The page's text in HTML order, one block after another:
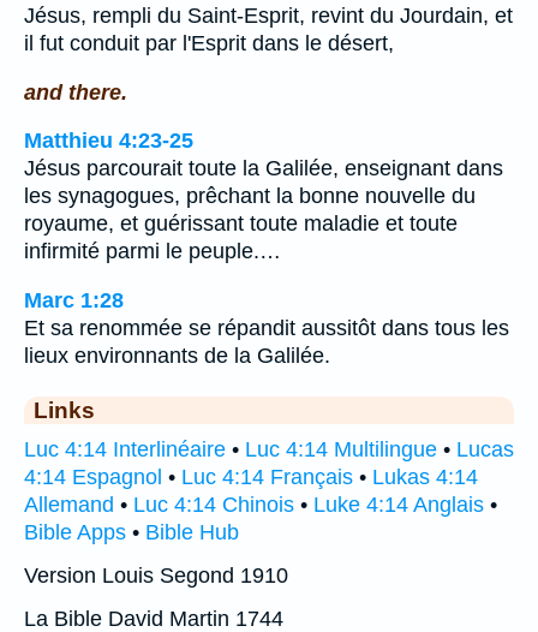
Jésus, rempli du Saint-Esprit, revint du Jourdain, et
il fut conduit par l'Esprit dans le désert,
and there.
Matthieu 4:23-25
Jésus parcourait toute la Galilée, enseignant dans
les synagogues, prêchant la bonne nouvelle du
royaume, et guérissant toute maladie et toute
infirmité parmi le peuple.…
Marc 1:28
Et sa renommée se répandit aussitôt dans tous les
lieux environnants de la Galilée.
Links
Luc 4:14 Interlinéaire • Luc 4:14 Multilingue • Lucas
4:14 Espagnol • Luc 4:14 Français • Lukas 4:14
Allemand • Luc 4:14 Chinois • Luke 4:14 Anglais •
Bible Apps • Bible Hub
Version Louis Segond 1910
La Bible David Martin 1744